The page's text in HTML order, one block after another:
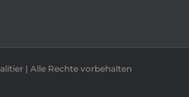
| Alle Rechte vorbehalten